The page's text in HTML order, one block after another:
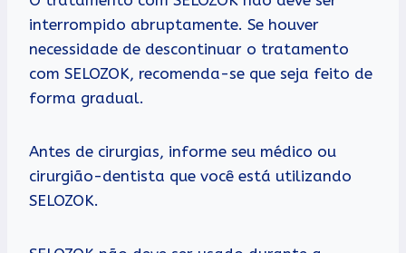
interrompido abruptamente. Se houver
necessidade de descontinuar o tratamento
com SELOZOK, recomenda-se que seja feito de
forma gradual.
Antes de cirurgias, informe seu médico ou
cirurgião-dentista que você está utilizando
SELOZOK.